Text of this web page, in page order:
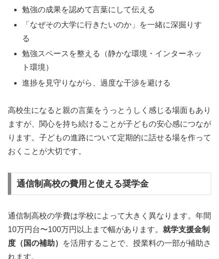
勉強の成果を認めて言葉にして伝える
「なぜその大学に行きたいのか」を一緒に深掘りす
る
勉強スペースを整える（静かな環境・インターネッ
ト環境）
進捗を見守りながら、過度な干渉を避ける
高校生になると親の言葉をうっとうしく感じる場面もあり
ますが、関心を持ち続けることが子どもの安心感につなが
ります。子どもの進路について定期的に話せる場を作って
おくことが大切です。
通信制高校の費用と使える奨学金
通信制高校の学費は学校によって大きく異なります。年間
10万円台〜100万円以上まで幅があります。 就学支援金制
度（国の補助）
を活用することで、授業料の一部が補助さ
れます。